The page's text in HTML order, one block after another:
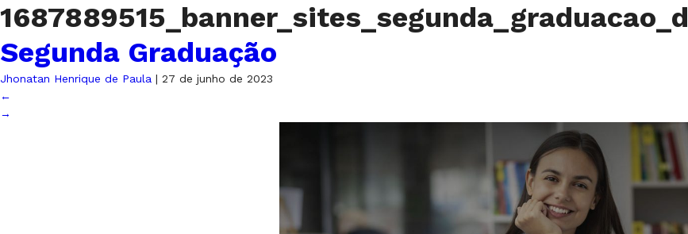
1687889515_banner_sites_segunda_graduacao_d
Segunda Graduação
Jhonatan Henrique de Paula | 27 de junho de 2023
←
→